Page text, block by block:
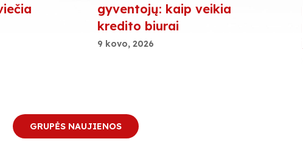
gyventojų: kaip veikia
kredito biurai
9 kovo, 2026
GRUPĖS NAUJIENOS